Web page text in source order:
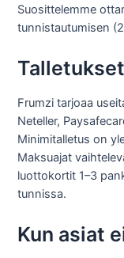
Suosittelemme
tunnistautumisen
Frumzi tarjoaa
Neteller,
Minimitalletus on
Maksuajat
luottokortit 1–3
tunnissa.
Kun asiat